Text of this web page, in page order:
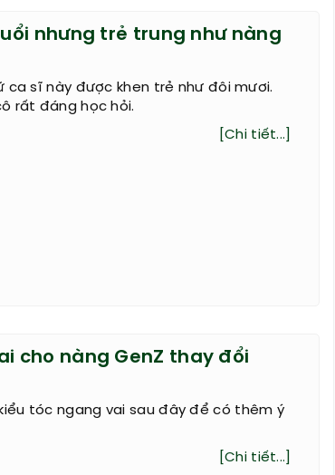
nhưng trẻ trung như nàng
ca sĩ này được khen trẻ như đôi mươi.
rất đáng học hỏi.
[Chi tiết...]
cho nàng GenZ thay đổi
tóc ngang vai sau đây để có thêm ý
[Chi tiết...]